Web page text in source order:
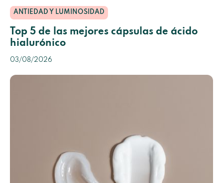
ANTIEDAD Y LUMINOSIDAD
Top 5 de las mejores cápsulas de ácido
hialurónico
03/08/2026